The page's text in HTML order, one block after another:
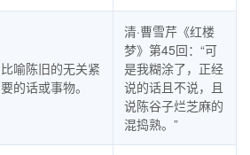
比喻陈旧的无关紧
要的话或事物。
清·曹雪芹《红楼
梦》第45回：“可
是我糊涂了，正经
说的话且不说，且
说陈谷子烂芝麻的
混捣熟。”